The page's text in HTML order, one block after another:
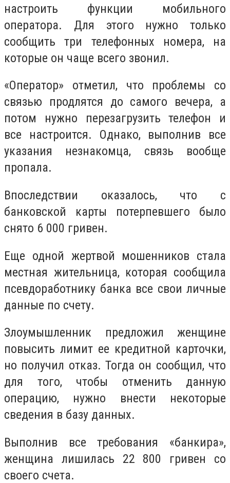
настроить функции мобильного
оператора. Для этого нужно только
сообщить три телефонных номера, на
которые он чаще всего звонил.
«Оператор» отметил, что проблемы со
связью продлятся до самого вечера, а
потом нужно перезагрузить телефон и
все настроится. Однако, выполнив все
указания незнакомца, связь вообще
пропала.
Впоследствии оказалось, что с
банковской карты потерпевшего было
снято 6 000 гривен.
Еще одной жертвой мошенников стала
местная жительница, которая сообщила
псевдоработнику банка все свои личные
данные по счету.
Злоумышленник предложил женщине
повысить лимит ее кредитной карточки,
но получил отказ. Тогда он сообщил, что
для того, чтобы отменить данную
операцию, нужно внести некоторые
сведения в базу данных.
Выполнив все требования «банкира»,
женщина лишилась 22 800 гривен со
своего счета.